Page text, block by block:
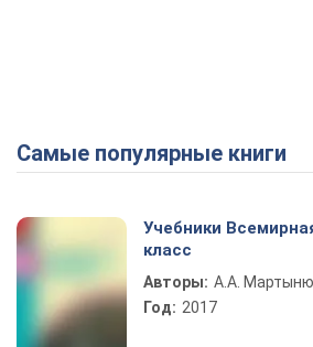
Самые популярные книги
Учебники
класс
Авторы: А.А.
Год: 2017